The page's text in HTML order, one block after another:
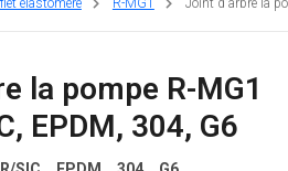
élastomère R-MG1 Joint d'arbre la
la pompe R-MG1
EPDM, 304, G6